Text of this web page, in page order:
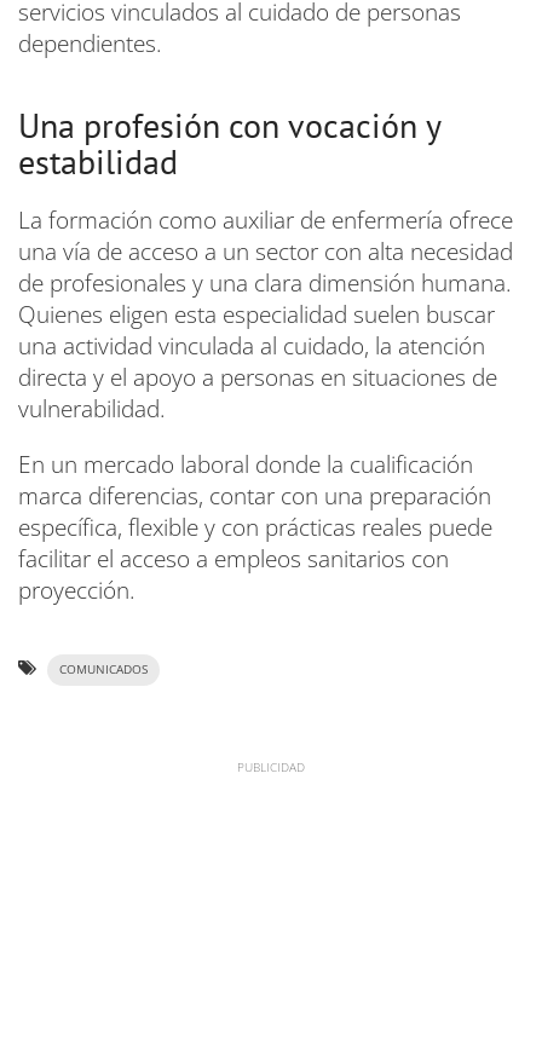
servicios vinculados al cuidado de personas
dependientes.
Una profesión con vocación y
estabilidad
La formación como auxiliar de enfermería ofrece
una vía de acceso a un sector con alta necesidad
de profesionales y una clara dimensión humana.
Quienes eligen esta especialidad suelen buscar
una actividad vinculada al cuidado, la atención
directa y el apoyo a personas en situaciones de
vulnerabilidad.
En un mercado laboral donde la cualificación
marca diferencias, contar con una preparación
específica, flexible y con prácticas reales puede
facilitar el acceso a empleos sanitarios con
proyección.
COMUNICADOS